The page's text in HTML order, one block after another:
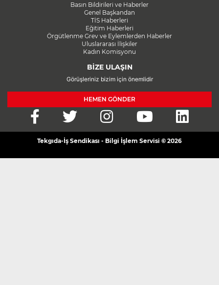
Basın Bildirileri ve Haberler
Genel Başkandan
TİS Haberleri
Eğitim Haberleri
Örgütlenme Grev ve Eylemlerden Haberler
Uluslararası İlişkiler
Kadın Komisyonu
BİZE ULAŞIN
Görüşleriniz bizim için önemlidir
HEMEN GÖNDER
Tekgıda-İş Sendikası - Bilgi İşlem Servisi © 2026